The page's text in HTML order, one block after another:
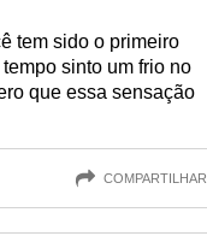
tem sido o primeiro
sinto um frio no
que essa sensação
COMPARTILHAR